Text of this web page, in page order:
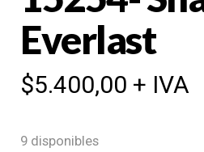
Everlast
$5.400,00 + IVA
9 disponibles